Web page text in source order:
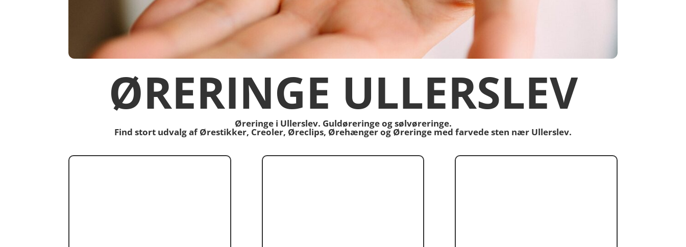
ØRERINGE ULLERSLEV
Øreringe i Ullerslev. Guldøreringe og sølvøreringe.
Find stort udvalg af Ørestikker, Creoler, Øreclips, Ørehænger og Øreringe med farvede sten nær Ullerslev.